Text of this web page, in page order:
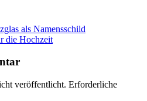
als Namensschild
die Hochzeit
veröffentlicht. Erforderliche